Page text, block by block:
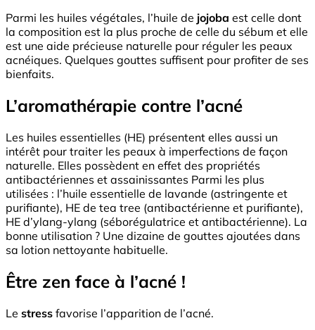
Parmi les huiles végétales, l’huile de jojoba est celle dont
la composition est la plus proche de celle du sébum et elle
est une aide précieuse naturelle pour réguler les peaux
acnéiques. Quelques gouttes suffisent pour profiter de ses
bienfaits.
L’aromathérapie contre l’acné
Les huiles essentielles (HE) présentent elles aussi un
intérêt pour traiter les peaux à imperfections de façon
naturelle. Elles possèdent en effet des propriétés
antibactériennes et assainissantes Parmi les plus
utilisées : l’huile essentielle de lavande (astringente et
purifiante), HE de tea tree (antibactérienne et purifiante),
HE d’ylang-ylang (séborégulatrice et antibactérienne). La
bonne utilisation ? Une dizaine de gouttes ajoutées dans
sa lotion nettoyante habituelle.
Être zen face à l’acné !
Le stress favorise l’apparition de l’acné.